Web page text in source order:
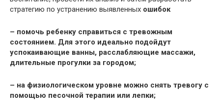
стратегию по устранению выявленных ошибок
– помочь ребенку справиться с тревожным
состоянием. Для этого идеально подойдут
успокаивающие ванны, расслабляющие массажи,
длительные прогулки за городом;
– на физиологическом уровне можно снять тревогу с
помощью песочной терапии или лепки;